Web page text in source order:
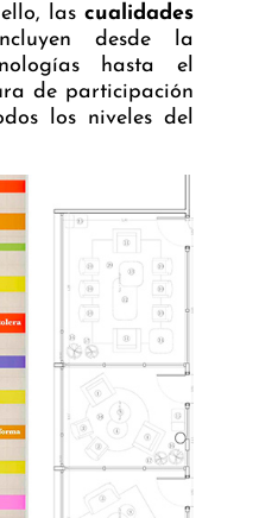
las cualidades
desde la
hasta el
de participación
los niveles del